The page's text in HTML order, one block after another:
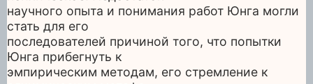
научного опыта и понимания работ Юнга могли
стать для его
последователей причиной того, что попытки
Юнга прибегнуть к
эмпирическим методам, его стремление к